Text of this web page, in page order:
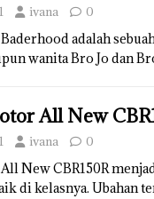
ivana 0
adalah
wanita Bro Jo dan
All New
ivana 0
New CBR150R
di kelasnya. Ubahan